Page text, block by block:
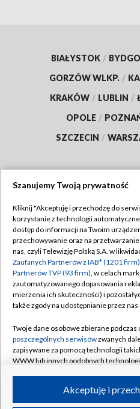
BIAŁYSTOK /
GORZÓW WLKP. /
KRAKÓW / LUBLIN /
OPOLE /
SZCZECIN /
Abonament TVP
Emisja w TVP
Centrum informacji TVP
Naziemna Telewizja
Rada Programowa
System NOS
Informacje o nadawcy
Program dla prasy
Polityka
Moje
Szanujemy Twoją prywatność
Kliknij "Akceptuję i przechodzę do
korzystanie z technologii
dostęp do informacji na Twoim
przechowywanie oraz na
nas, czyli Telewizję Polską S.A. w
Zaufanych Partnerów z IAB* (1201 firm)
Partnerów TVP (93 firm), w celach
zautomatyzowanego dopasowania
mierzenia ich skuteczności) i
także zgody na udostępnianie przez
Twoje dane osobowe zbierane
poszczególnych serwisówzwanych
zapisywane za pomocą technologii
WWW lub innych podobnych
ruchu w Internecie.Akceptuję i